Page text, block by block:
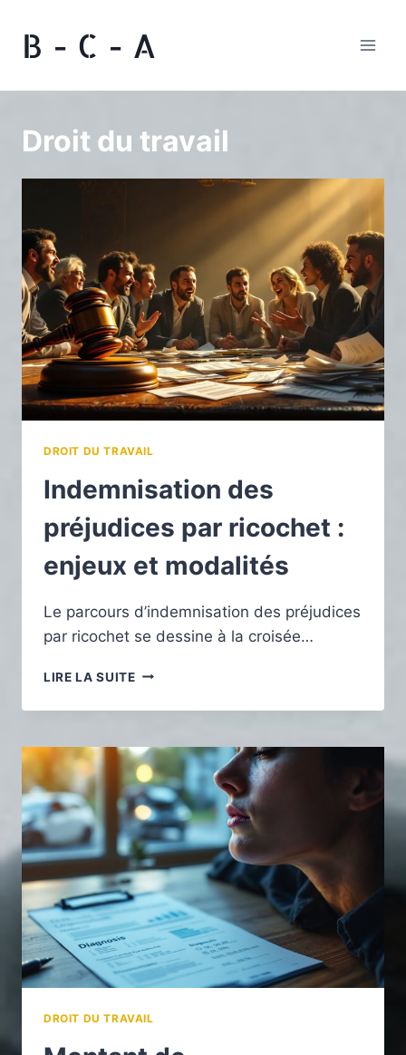
contenuB - C - A
Droit du travail
DROIT DU TRAVAIL
Indemnisation des
préjudices par ricochet :
enjeux et modalités
Le parcours d’indemnisation des préjudices
par ricochet se dessine à la croisée…
LIRE LA SUITEINDEMNISATION
PRÉJUDICES
RICOCHET
:
ENJEUX
ET
MODALITÉS
DROIT DU TRAVAIL